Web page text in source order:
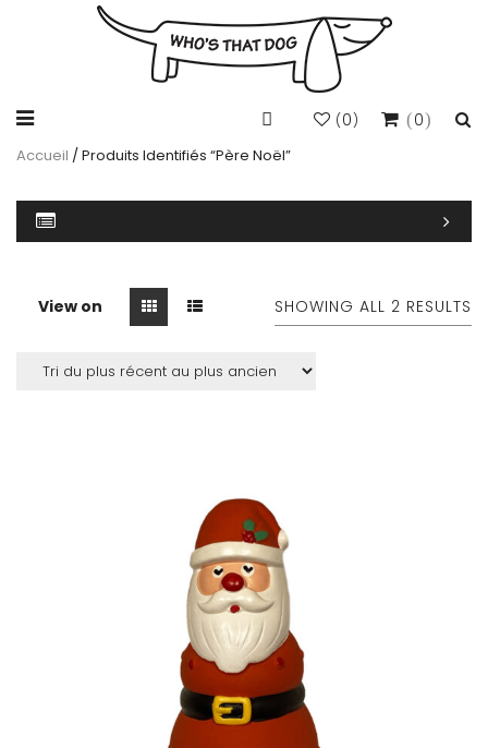
0
(0)
Accueil / Produits Identifiés “père Noël”
View on SHOWING ALL 2 RESULTS